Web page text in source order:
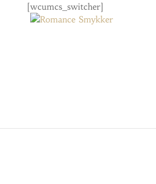
[wcumcs_switcher]